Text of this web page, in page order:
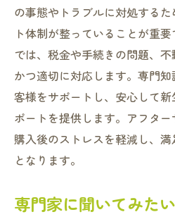
の事態やトラブルに対処する
ト体制が整っていることが重
では、税金や手続きの問題、
かつ適切に対応します。専門
客様をサポートし、安心して
ポートを提供します。アフタ
購入後のストレスを軽減し、
となります。
専門家に聞いてみた